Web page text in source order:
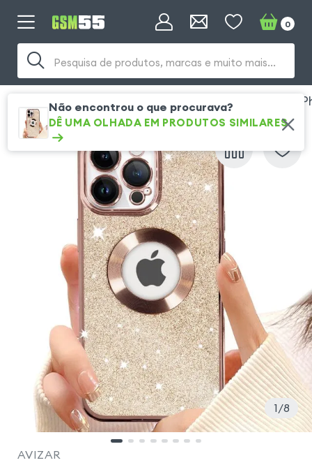
Pesquisa de produtos, marcas e muito mais...
0
Não encontrou o que procurava?
DÊ UMA OLHADA EM PRODUTOS SIMILARES
Acessórios Proteção Outras Capas para
1 8
AVIZAR